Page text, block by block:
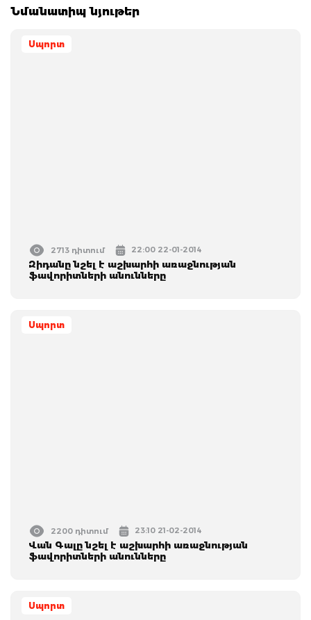
Նմանատիպ նյութեր
Սպորտ
2713 դիտում 22:00 22-01-2014
Զիդանը նշել է աշխարհի առաջնության
ֆավորիտների անունները
Սպորտ
2200 դիտում 23:10 21-02-2014
Վան Գալը նշել է աշխարհի առաջնության
ֆավորիտների անունները
Սպորտ